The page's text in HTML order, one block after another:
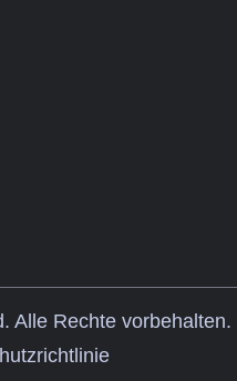
Alle Rechte vorbehalten.